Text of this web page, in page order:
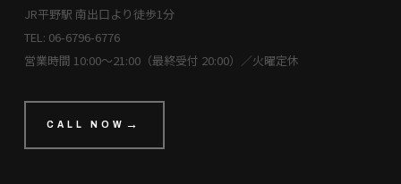
JR平野駅 南出口より徒歩1分
TEL: 06-6796-6776
営業時間 10:00〜21:00（最終受付 20:00）／火曜定休
CALL NOW